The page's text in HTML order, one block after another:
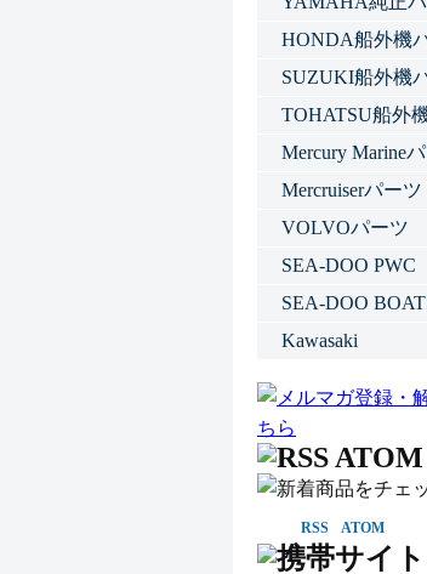
HONDA船外機
SUZUKI船外機
TOHATSU船外
Mercury Marine
Mercruiserパーツ
VOLVOパーツ
SEA-DOO PWC
SEA-DOO
Kawasaki
RSS ATOM